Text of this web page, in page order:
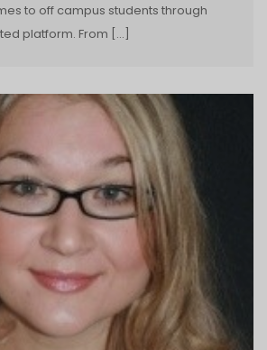
to off campus students through
platform. From […]